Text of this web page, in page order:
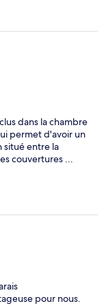
dans la chambre
permet d'avoir un
situé entre la
couvertures ...
pour nous.